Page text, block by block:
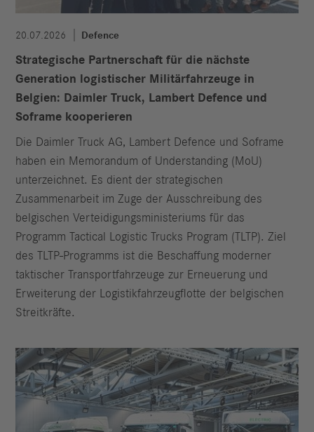
20.07.2026 Defence
Strategische Partnerschaft für die nächste
Generation logistischer Militärfahrzeuge in
Belgien: Daimler Truck, Lambert Defence und
Soframe kooperieren
Die Daimler Truck AG, Lambert Defence und Soframe
haben ein Memorandum of Understanding (MoU)
unterzeichnet. Es dient der strategischen
Zusammenarbeit im Zuge der Ausschreibung des
belgischen Verteidigungsministeriums für das
Programm Tactical Logistic Trucks Program (TLTP). Ziel
des TLTP-Programms ist die Beschaffung moderner
taktischer Transportfahrzeuge zur Erneuerung und
Erweiterung der Logistikfahrzeugflotte der belgischen
Streitkräfte.